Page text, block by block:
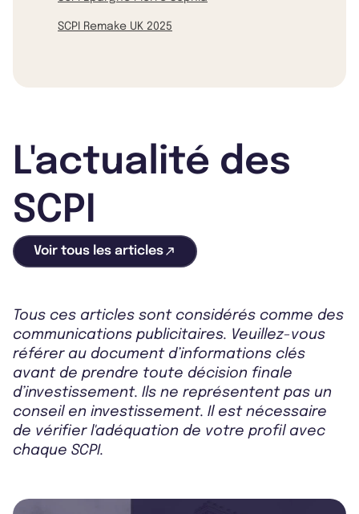
SCPI Remake UK 2025
L'actualité des
SCPI
Voir tous les articles
Tous ces articles sont considérés comme des
communications publicitaires. Veuillez-vous
référer au document d’informations clés
avant de prendre toute décision finale
d’investissement. Ils ne représentent pas un
conseil en investissement. Il est nécessaire
de vérifier l'adéquation de votre profil avec
chaque SCPI.